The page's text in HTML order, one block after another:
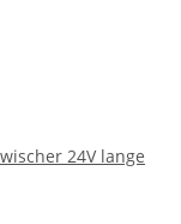
24V lange